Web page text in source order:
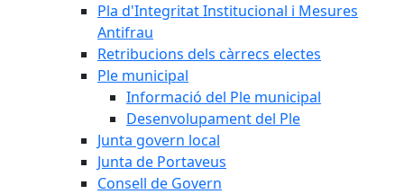
Pla d'Integritat Institucional i Mesures
Antifrau
Retribucions dels càrrecs electes
Ple municipal
Informació del Ple municipal
Desenvolupament del Ple
Junta govern local
Junta de Portaveus
Consell de Govern